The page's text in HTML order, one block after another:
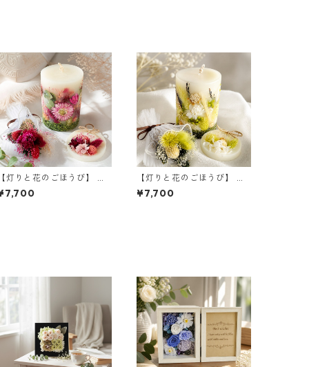
灯りと花のごほうび】 カ
ルネ ｜ボタニカルキャン
ルML＆サシェ＆ミニブー
【灯りと花のごほうび】 シ
ャルドネ ｜ボタニカルキャ
ンドルML＆サシェ＆ミニブ
¥7,700